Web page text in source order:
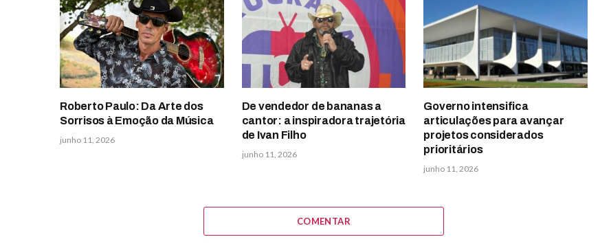
Roberto Paulo: Da Arte dos
Sorrisos à Emoção da Música
junho 11, 2026
De vendedor de bananas a
cantor: a inspiradora trajetória
de Ivan Filho
junho 11, 2026
Governo intensifica
articulações para avançar
projetos considerados
prioritários
junho 11, 2026
COMENTAR